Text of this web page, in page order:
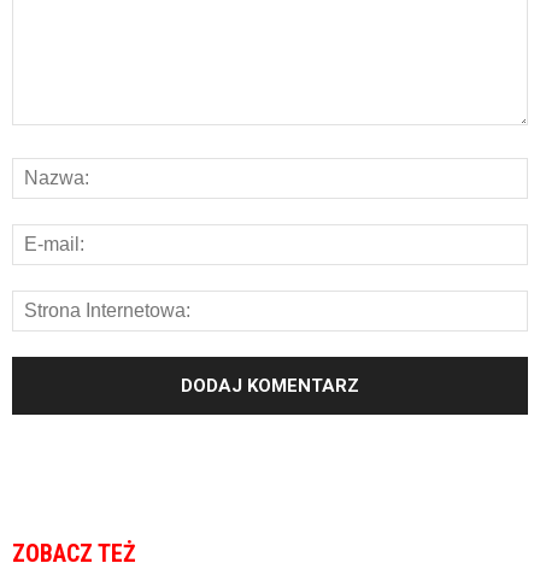
ZOBACZ TEŻ